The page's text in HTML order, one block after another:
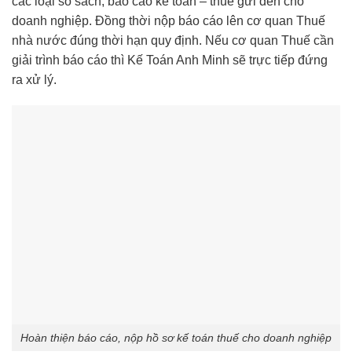
doanh nghiệp. Đồng thời nộp báo cáo lên cơ quan Thuế
nhà nước đúng thời hạn quy định. Nếu cơ quan Thuế cần
giải trình báo cáo thì Kế Toán Anh Minh sẽ trực tiếp đứng
ra xử lý.
Hoàn thiện báo cáo, nộp hồ sơ kế toán thuế cho doanh nghiệp